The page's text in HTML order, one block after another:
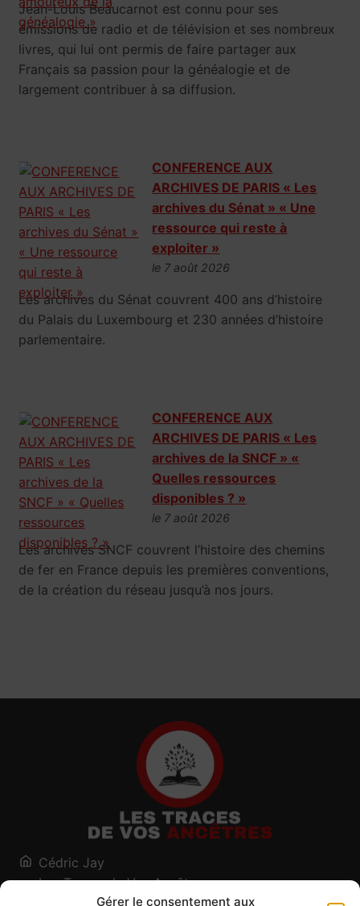
Gérer le consentement aux
Jean-Louis Beaucarnot est connu pour ses
émissions de radio et de télévision et ses nombreux
livres, qui lui ont permis de faire partager aux
Français sa passion pour la généalogie et de
largement contribuer à sa diffusion.
CONFERENCE AUX
ARCHIVES DE PARIS « Les
archives du Sénat » « Une
ressource qui reste à
exploiter »
le 7 août 2026
Les archives du Sénat couvrent 400 ans d’histoire
du Palais du Luxembourg et 230 années d’histoire
parlementaire.
CONFERENCE AUX
ARCHIVES DE PARIS « Les
archives de la SNCF » «
Quelles ressources
disponibles ? »
le 7 août 2026
Les archives SNCF couvrent l’histoire des chemins
de fer en France depuis les premières conventions,
de la création du réseau jusqu’à nos jours.
Cédric Jay
Les Traces de Vos Ancêtres